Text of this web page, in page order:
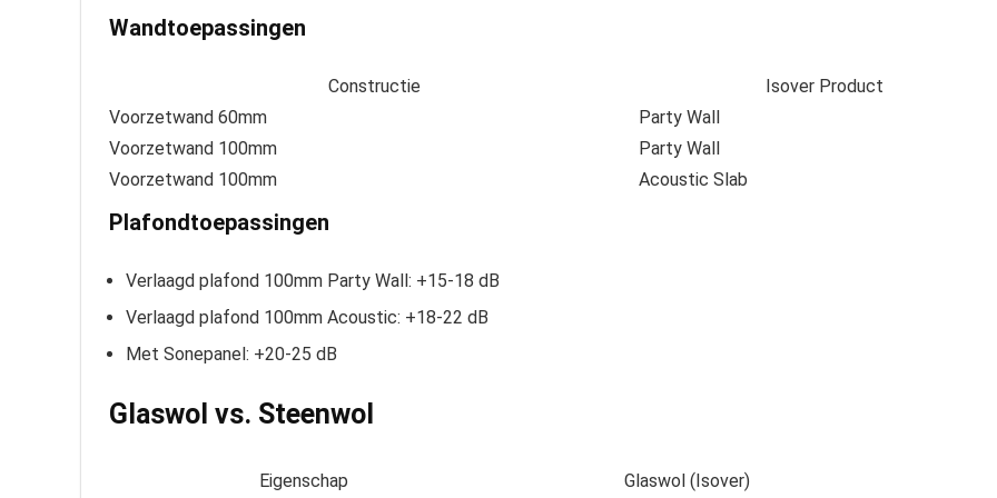
Wandtoepassingen
Constructie
Isover Product
Voorzetwand 60mm
Party Wall
Voorzetwand 100mm
Party Wall
Voorzetwand 100mm
Acoustic Slab
Plafondtoepassingen
Verlaagd plafond 100mm Party Wall: +15-18 dB
Verlaagd plafond 100mm Acoustic: +18-22 dB
Met Sonepanel: +20-25 dB
Glaswol vs. Steenwol
Eigenschap Glaswol (Isover)